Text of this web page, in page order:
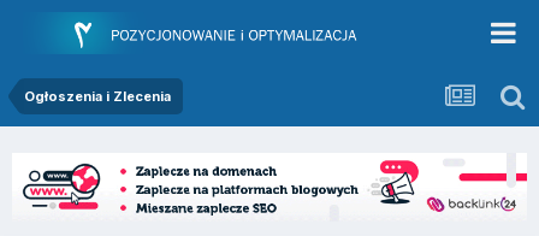
Ogłoszenia i Zlecenia